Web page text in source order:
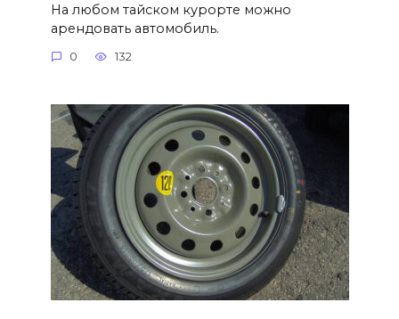
На любом тайском курорте можно
арендовать автомобиль.
0 132